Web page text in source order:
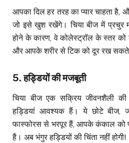
आपका दिल हर तरह का प्यार चाहता है,
जो इसे खुश रखेंगे। चिया बीज में प्रचुर
होने के कारण, वे कोलेस्ट्रॉल के स्तर
और आपके शरीर से टिक को दूर रख
5.हड्डियों की मजबूती
चिया बीज एक सक्रिय जीवनशैली
हड्डियां आवश्यक हैं। ये छोटे बीज,
फास्फोरस से भरपूर हैं, आपके कंकाल को
हैं। अब भंगुर हड्डियों की चिंता नहीं होगी!